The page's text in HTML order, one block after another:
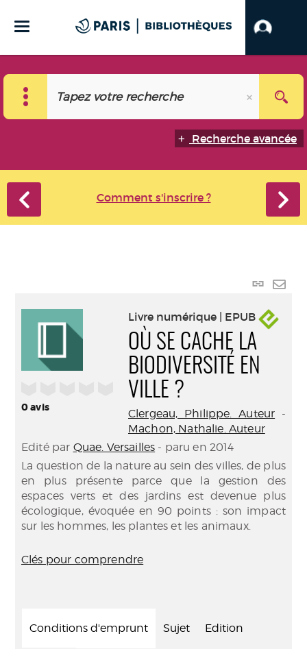
Recherche avancée
Comment s'inscrire ?
Lien
0avis
Livre numérique | EPUB
OÙ SE CACHE LA
BIODIVERSITÉ EN
VILLE ?
Clergeau, Philippe. Auteur -
Machon, Nathalie. Auteur
Edité par Quae. Versailles - paru en 2014
La question de la nature au sein des villes, de plus
en plus présente parce que la gestion des
espaces verts et des jardins est devenue plus
écologique, évoquée en 90 points : son impact
sur les hommes, les plantes et les animaux.
Clés pour comprendre
Conditions d'emprunt Sujet Edition